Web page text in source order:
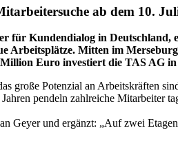
ab dem 10.
für Kundendialog in
Arbeitsplätze. Mitten im
Euro investiert die TAS AG
große Potenzial an Arbeitskräften
pendeln zahlreiche
Geyer und ergänzt: „Auf zwei